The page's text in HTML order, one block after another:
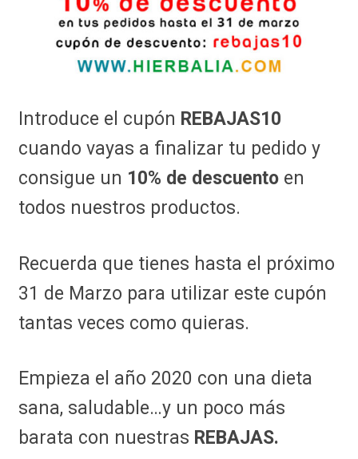
Introduce el cupón REBAJAS10
cuando vayas a finalizar tu pedido y
consigue un 10% de descuento en
todos nuestros productos.
Recuerda que tienes hasta el próximo
31 de Marzo para utilizar este cupón
tantas veces como quieras.
Empieza el año 2020 con una dieta
sana, saludable…y un poco más
barata con nuestras REBAJAS.